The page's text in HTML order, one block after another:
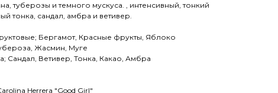
туберозы и темного мускуса. , интенсивный, тонкий
тонка, сандал, амбра и ветивер.
Бергамот, Красные фрукты, Яблоко
Жасмин, Муге
Сандал, Ветивер, Тонка, Какао, Амбра
Herrera "Good Girl"